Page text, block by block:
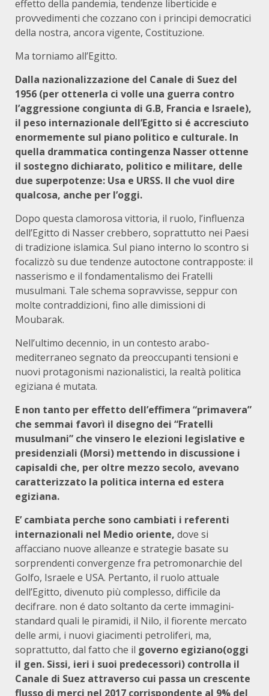
effetto della pandemia, tendenze liberticide e
provvedimenti che cozzano con i principi democratici
della nostra, ancora vigente, Costituzione.
Ma torniamo all’Egitto.
Dalla nazionalizzazione del Canale di Suez del
1956 (per ottenerla ci volle una guerra contro
l’aggressione congiunta di G.B, Francia e Israele),
il peso internazionale dell’Egitto si é accresciuto
enormemente sul piano politico e culturale. In
quella drammatica contingenza Nasser ottenne
il sostegno dichiarato, politico e militare, delle
due superpotenze: Usa e URSS. Il che vuol dire
qualcosa, anche per l’oggi.
Dopo questa clamorosa vittoria, il ruolo, l’influenza
dell’Egitto di Nasser crebbero, soprattutto nei Paesi
di tradizione islamica. Sul piano interno lo scontro si
focalizzò su due tendenze autoctone contrapposte: il
nasserismo e il fondamentalismo dei Fratelli
musulmani. Tale schema sopravvisse, seppur con
molte contraddizioni, fino alle dimissioni di
Moubarak.
Nell’ultimo decennio, in un contesto arabo-
mediterraneo segnato da preoccupanti tensioni e
nuovi protagonismi nazionalistici, la realtà politica
egiziana é mutata.
E non tanto per effetto dell’effimera “primavera”
che semmai favorì il disegno dei “Fratelli
musulmani” che vinsero le elezioni legislative e
presidenziali (Morsi) mettendo in discussione i
capisaldi che, per oltre mezzo secolo, avevano
caratterizzato la politica interna ed estera
egiziana.
E’ cambiata perche sono cambiati i referenti
internazionali nel Medio oriente, dove si
affacciano nuove alleanze e strategie basate su
sorprendenti convergenze fra petromonarchie del
Golfo, Israele e USA. Pertanto, il ruolo attuale
dell’Egitto, divenuto più complesso, difficile da
decifrare. non é dato soltanto da certe immagini-
standard quali le piramidi, il Nilo, il fiorente mercato
delle armi, i nuovi giacimenti petroliferi, ma,
soprattutto, dal fatto che il governo egiziano(oggi
il gen. Sissi, ieri i suoi predecessori) controlla il
Canale di Suez attraverso cui passa un crescente
flusso di merci nel 2017 corrispondente al 9% del